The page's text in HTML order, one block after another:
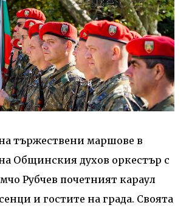
тържествени маршове в
Общинския духов оркестър с
Рубчев почетният караул
и гостите на града. Своята